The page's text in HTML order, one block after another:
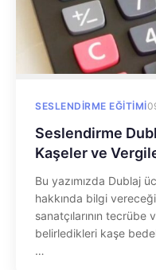
SESLENDIRME EĞITIMI
Seslendirme
Kaşeler ve
Bu yazımızda Dublaj
hakkında bilgi
sanatçılarının
belirledikleri kaşe
…